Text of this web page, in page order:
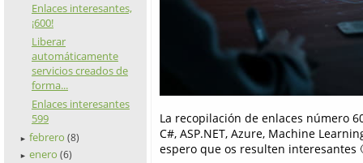
Enlaces interesantes,
¡600!
Liberar
automáticamente
servicios creados de
forma...
Enlaces interesantes
599
► febrero (8)
► enero (6)
La recopilación de enlaces número
C#, ASP.NET, Azure, Machine
espero que os resulten interesantes